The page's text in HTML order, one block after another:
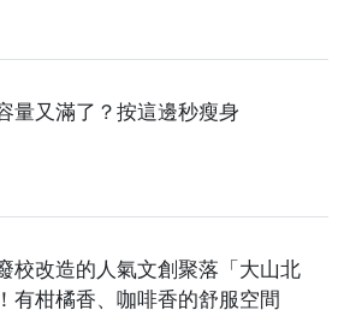
量又滿了？按這邊秒瘦身
校改造的人氣文創聚落「大山北
有柑橘香、咖啡香的舒服空間